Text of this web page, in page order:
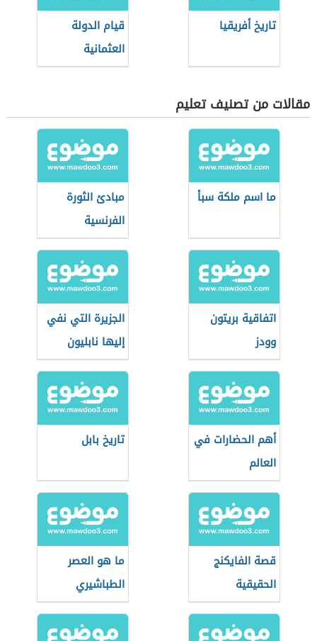
تاريخ أفريقيا
قيام الدولة
العثمانية
مقالات من تصنيف تعليم
ما اسم ملكة سبأ
مبادئ الثورة
الفرنسية
اتفاقية بريتون
وودز
الجزيرة التي نفي
إليها نابليون
أهم الحضارات في
العالم
تاريخ بابل
قصة الفايكنج
الحقيقية
ما هو العصر
الطباشيري